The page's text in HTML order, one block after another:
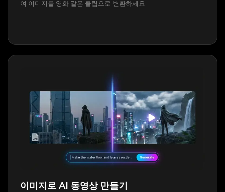
여 이미지를 영화 같은 클립으로 변환하세요.
이미지로 AI 동영상 만들기